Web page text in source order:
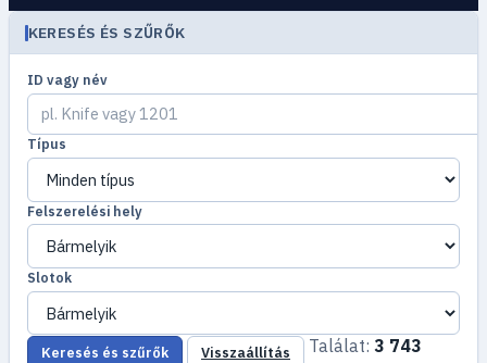
KERESÉS ÉS SZŰRŐK
ID vagy név
Típus
Felszerelési hely
Slotok
Keresés és szűrők Visszaállítás Találat: 3 743